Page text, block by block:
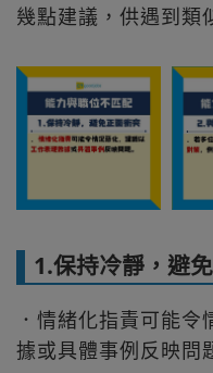
幾點建議，供遇到類
1.保持冷靜，避
．情緒化指責可能
據或具體事例反映問